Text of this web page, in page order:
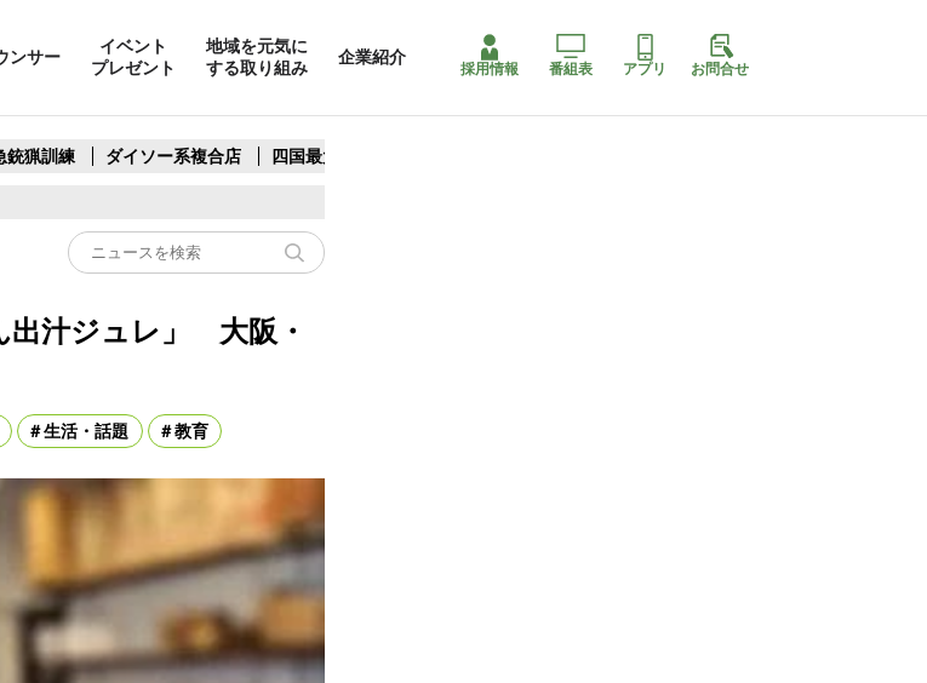
ンサー
イベント
プレゼント
地域を元気に
する取り組み
企業紹介
採用情報 番組表 アプリ お問合せ
銃猟訓練 ダイソー系複合店 四国最大スリコ
出汁ジュレ」 大阪・
生活・話題 教育